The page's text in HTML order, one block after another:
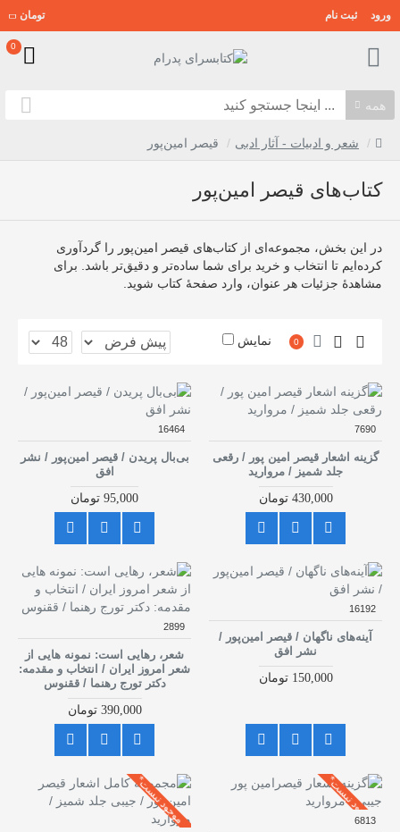
ورود ثبت نام تومان
0
همه
شعر و ادبیات - آثار ادبی قیصر امین‌پور
کتاب‌های قیصر امین‌پور
در این بخش، مجموعه‌ای از کتاب‌های قیصر امین‌پور را گردآوری
کرده‌ایم تا انتخاب و خرید برای شما ساده‌تر و دقیق‌تر باشد. برای
مشاهدهٔ جزئیات هر عنوان، وارد صفحهٔ کتاب شوید.
0 نمایش
7690
گزینه اشعار قیصر امین پور / رقعی
جلد شمیز / مروارید
430,000 تومان
16464
بی‌بال پریدن / قیصر امین‌پور / نشر
افق
95,000 تومان
16192
آینه‌های ناگهان / قیصر امین‌پور /
نشر افق
150,000 تومان
2899
شعر، رهایی است: نمونه هایی از
شعر امروز ایران / انتخاب و مقدمه:
دکتر تورج رهنما / ققنوس
390,000 تومان
موجود نیست*
6813 موجود نیست*